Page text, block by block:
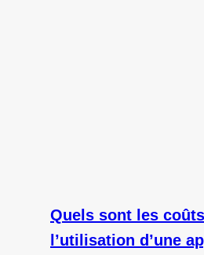
Quels sont les
l’utilisation d’une